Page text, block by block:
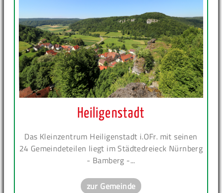
Heiligenstadt
Das Kleinzentrum Heiligenstadt i.OFr. mit seinen
24 Gemeindeteilen liegt im Städtedreieck Nürnberg
- Bamberg -...
zur Gemeinde